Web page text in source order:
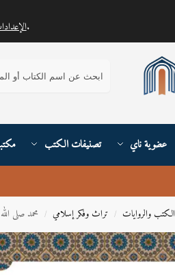
عضوية ناي تصنيفات الكتب
الكتب والروايات / تراث وفكر إسلامي / محمد صلى
.